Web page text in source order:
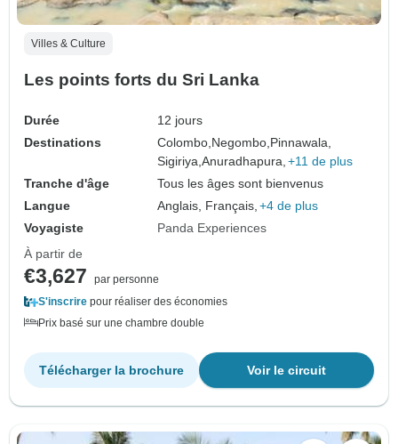
Villes & Culture
Les points forts du Sri Lanka
Durée
12 jours
Destinations
Colombo,Negombo,Pinnawala,
Sigiriya,Anuradhapura, +11 de plus
Tranche d'âge
Tous les âges sont bienvenus
Langue
Anglais, Français, +4 de plus
Voyagiste
Panda Experiences
À partir de
€3,627
par personne
S'inscrire pour réaliser des économies
Prix basé sur une chambre double
Voir le circuit
Télécharger la brochure